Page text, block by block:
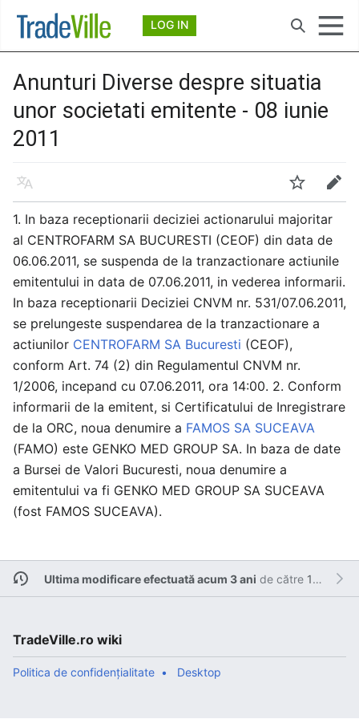
LOG IN
Căutare
Anunturi Diverse despre situatia
unor societati emitente - 08 iunie
2011
Limbă Urmărire
1. In baza receptionarii deciziei actionarului majoritar
al CENTROFARM SA BUCURESTI (CEOF) din data de
06.06.2011, se suspenda de la tranzactionare actiunile
emitentului in data de 07.06.2011, in vederea informarii.
In baza receptionarii Deciziei CNVM nr. 531/07.06.2011,
se prelungeste suspendarea de la tranzactionare a
actiunilor CENTROFARM SA Bucuresti (CEOF),
conform Art. 74 (2) din Regulamentul CNVM nr.
1/2006, incepand cu 07.06.2011, ora 14:00. 2. Conform
informarii de la emitent, si Certificatului de Inregistrare
de la ORC, noua denumire a FAMOS SA SUCEAVA
(FAMO) este GENKO MED GROUP SA. In baza de date
a Bursei de Valori Bucuresti, noua denumire a
emitentului va fi GENKO MED GROUP SA SUCEAVA
(fost FAMOS SUCEAVA).
Ultima modificare efectuată acum 3 ani de către 127.0.0.1
TradeVille.ro wiki
Politica de confidențialitate Desktop